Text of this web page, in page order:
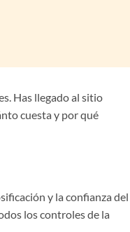
Has llegado al sitio
cuesta y por qué
y la confianza del
los controles de la